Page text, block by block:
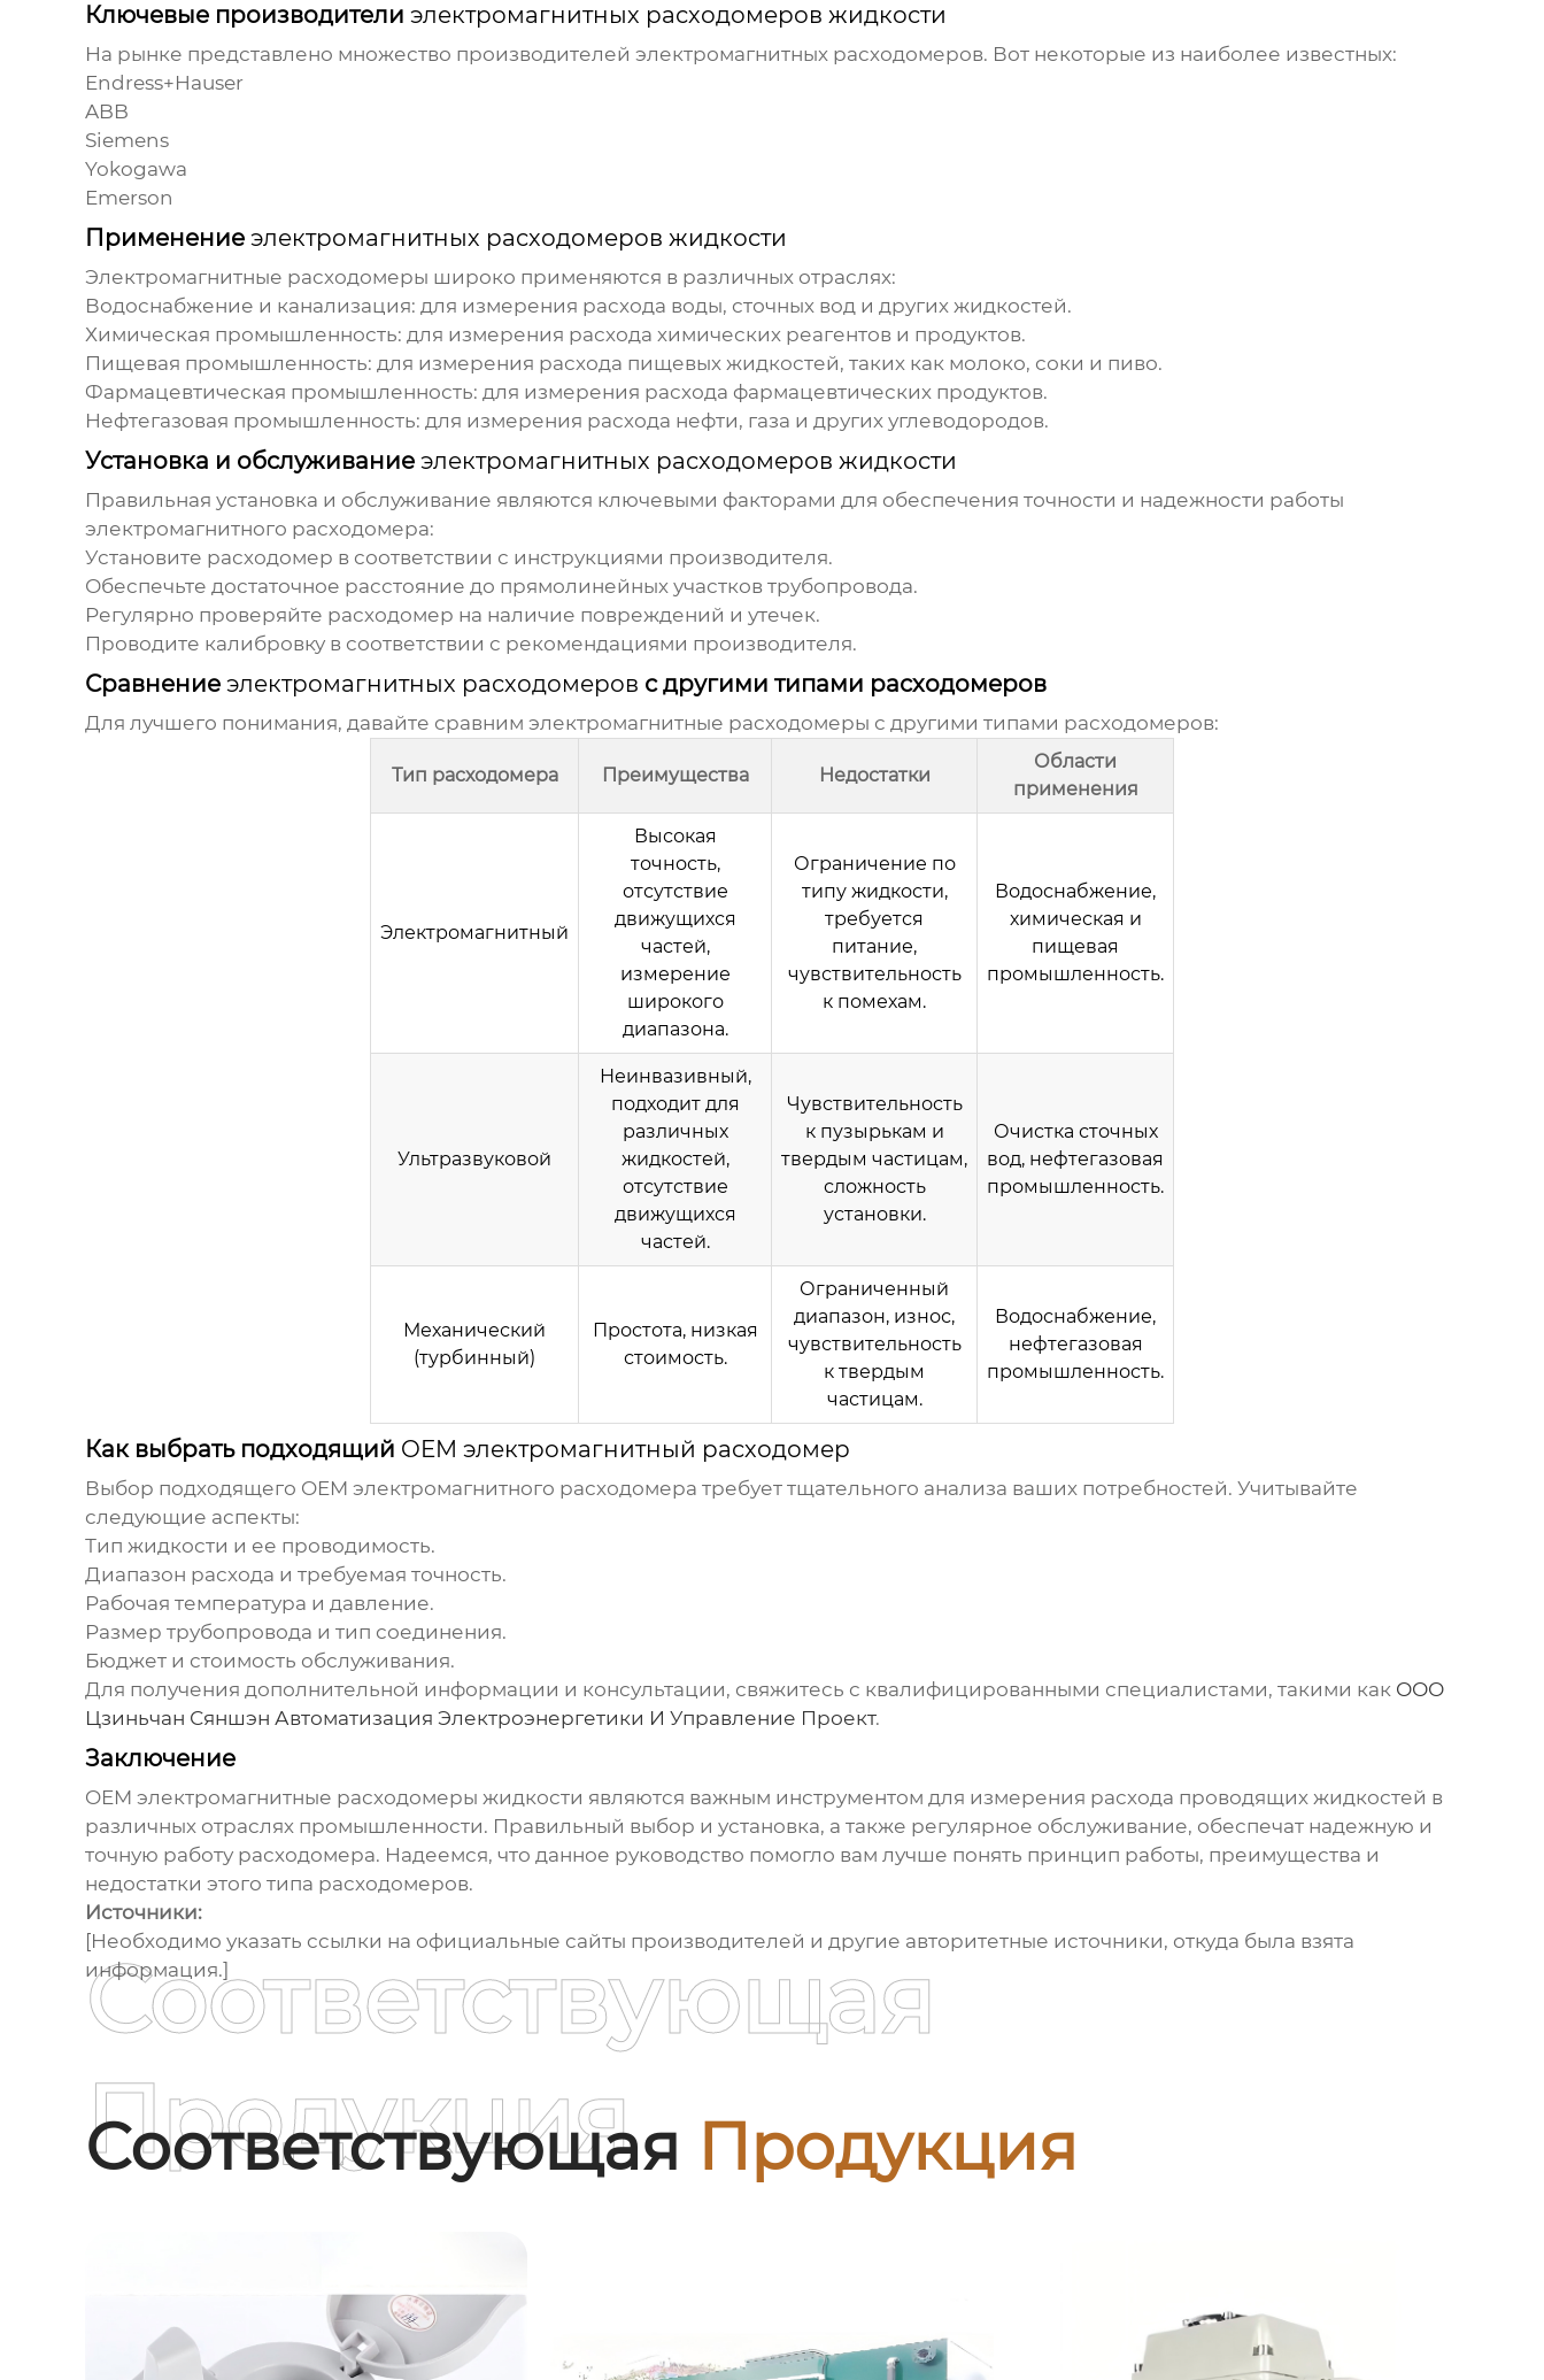
Ключевые производители электромагнитных расходомеров жидкости
На рынке представлено множество производителей электромагнитных расходомеров. Вот некоторые из наиболее известных:
Endress+Hauser
ABB
Siemens
Yokogawa
Emerson
Применение электромагнитных расходомеров жидкости
Электромагнитные расходомеры широко применяются в различных отраслях:
Водоснабжение и канализация: для измерения расхода воды, сточных вод и других жидкостей.
Химическая промышленность: для измерения расхода химических реагентов и продуктов.
Пищевая промышленность: для измерения расхода пищевых жидкостей, таких как молоко, соки и пиво.
Фармацевтическая промышленность: для измерения расхода фармацевтических продуктов.
Нефтегазовая промышленность: для измерения расхода нефти, газа и других углеводородов.
Установка и обслуживание электромагнитных расходомеров жидкости
Правильная установка и обслуживание являются ключевыми факторами для обеспечения точности и надежности работы
электромагнитного расходомера:
Установите расходомер в соответствии с инструкциями производителя.
Обеспечьте достаточное расстояние до прямолинейных участков трубопровода.
Регулярно проверяйте расходомер на наличие повреждений и утечек.
Проводите калибровку в соответствии с рекомендациями производителя.
Сравнение электромагнитных расходомеров с другими типами расходомеров
Для лучшего понимания, давайте сравним электромагнитные расходомеры с другими типами расходомеров:
Тип расходомера Преимущества Недостатки
Области
применения
Электромагнитный
Высокая
точность,
отсутствие
движущихся
частей,
измерение
широкого
диапазона.
Ограничение по
типу жидкости,
требуется
питание,
чувствительность
к помехам.
Водоснабжение,
химическая и
пищевая
промышленность.
Ультразвуковой
Неинвазивный,
подходит для
различных
жидкостей,
отсутствие
движущихся
частей.
Чувствительность
к пузырькам и
твердым частицам,
сложность
установки.
Очистка сточных
вод, нефтегазовая
промышленность.
Механический
(турбинный)
Простота, низкая
стоимость.
Ограниченный
диапазон, износ,
чувствительность
к твердым
частицам.
Водоснабжение,
нефтегазовая
промышленность.
Как выбрать подходящий OEM электромагнитный расходомер
Выбор подходящего OEM электромагнитного расходомера требует тщательного анализа ваших потребностей. Учитывайте
следующие аспекты:
Тип жидкости и ее проводимость.
Диапазон расхода и требуемая точность.
Рабочая температура и давление.
Размер трубопровода и тип соединения.
Бюджет и стоимость обслуживания.
Для получения дополнительной информации и консультации, свяжитесь с квалифицированными специалистами, такими как ООО
Цзиньчан Сяншэн Автоматизация Электроэнергетики И Управление Проект.
Заключение
OEM электромагнитные расходомеры жидкости являются важным инструментом для измерения расхода проводящих жидкостей в
различных отраслях промышленности. Правильный выбор и установка, а также регулярное обслуживание, обеспечат надежную и
точную работу расходомера. Надеемся, что данное руководство помогло вам лучше понять принцип работы, преимущества и
недостатки этого типа расходомеров.
Источники:
[Необходимо указать ссылки на официальные сайты производителей и другие авторитетные источники, откуда была взята
информация.]
Соответствующая Продукция
Соответствующая
Продукция